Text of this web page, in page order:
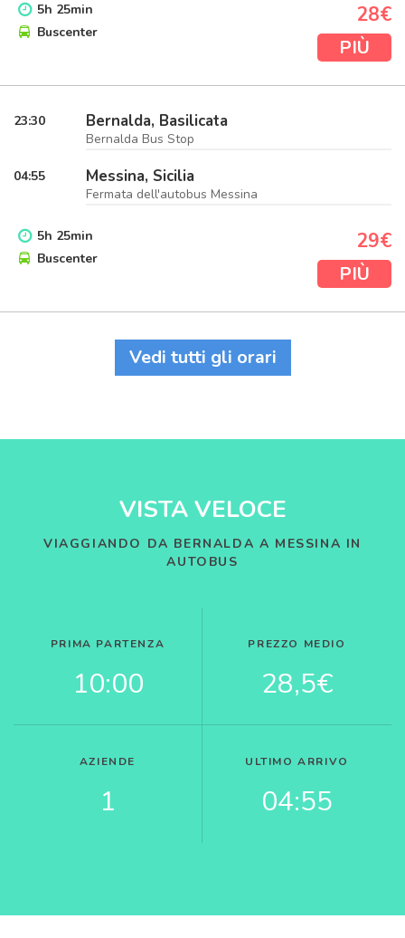
5h 25min
Buscenter
28€
PIÙ
23:30 Bernalda, Basilicata
Bernalda Bus Stop
04:55 Messina, Sicilia
Fermata dell'autobus Messina
5h 25min
Buscenter
29€
PIÙ
Vedi tutti gli orari
VISTA VELOCE
VIAGGIANDO DA BERNALDA A MESSINA IN
AUTOBUS
PRIMA PARTENZA
10:00
PREZZO MEDIO
28,5€
AZIENDE
1
ULTIMO ARRIVO
04:55